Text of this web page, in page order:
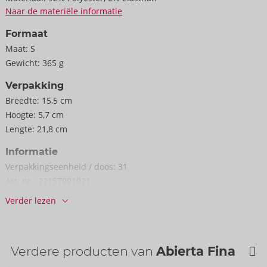
Naar de materiële informatie
Formaat
Maat: S
Gewicht: 365 g
Verpakking
Breedte: 15,5 cm
Hoogte: 5,7 cm
Lengte: 21,8 cm
Informatie
Verpakkings­eenheid / doos: 31
Barcode:
Verder lezen
Verdere producten van Abierta Fina